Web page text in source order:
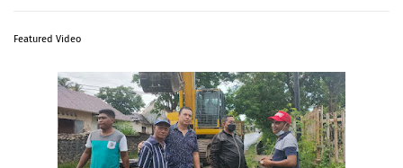
Featured Video